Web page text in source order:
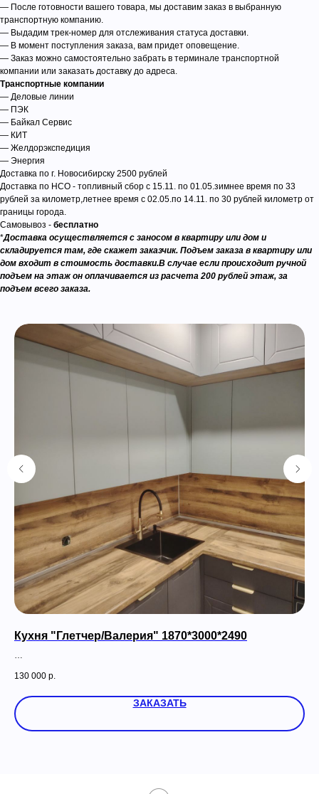
— После готовности вашего товара, мы доставим заказ в выбранную
транспортную компанию.
— Выдадим трек-номер для отслеживания статуса доставки.
— В момент поступления заказа, вам придет оповещение.
— Заказ можно самостоятельно забрать в терминале транспортной
компании или заказать доставку до адреса.
Транспортные компании
— Деловые линии
— ПЭК
— Байкал Сервис
— КИТ
— Желдорэкспедиция
— Энергия
Доставка по г. Новосибирску 2500 рублей
Доставка по НСО - топливный сбор с 15.11. по 01.05.зимнее время по 33
рублей за километр,летнее время с 02.05.по 14.11. по 30 рублей километр от
границы города.
Самовывоз - бесплатно
*Доставка осуществляется с заносом в квартиру или дом и
складируется там, где скажет заказчик. Подъем заказа в квартиру или
дом входит в стоимость доставки.В случае если происходит ручной
подъем на этаж он оплачивается из расчета 200 рублей этаж, за
подъем всего заказа.
Кухня "Глетчер/Валерия" 1870*3000*2490
130 000 р.
ЗАКАЗАТЬ